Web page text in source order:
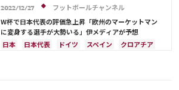
三笘 薫
冨安 健洋
2022/12/27
フットボールチャンネル
W杯で日本代表の評価急上昇「欧州のマーケットマン
に変身する選手が大勢いる」伊メディアが予想
日本
日本代表 ドイツ スペイン
クロアチア